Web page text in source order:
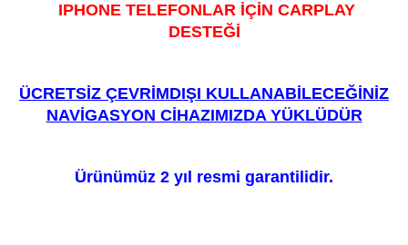
IPHONE TELEFONLAR İÇİN CARPLAY
DESTEĞİ
ÜCRETSİZ ÇEVRİMDIŞI KULLANABİLECEĞİNİZ
NAVİGASYON CİHAZIMIZDA YÜKLÜDÜR
Ürünümüz 2 yıl resmi garantilidir.